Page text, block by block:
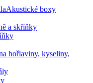
Akustické boxy
a skříňky
hořlaviny, kyseliny,